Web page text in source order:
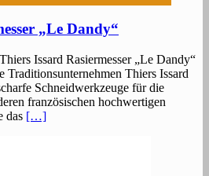
„Le Dandy“
Issard Rasiermesser „Le Dandy“
Traditionsunternehmen Thiers Issard
Schneidwerkzeuge für die
französischen hochwertigen
das […]